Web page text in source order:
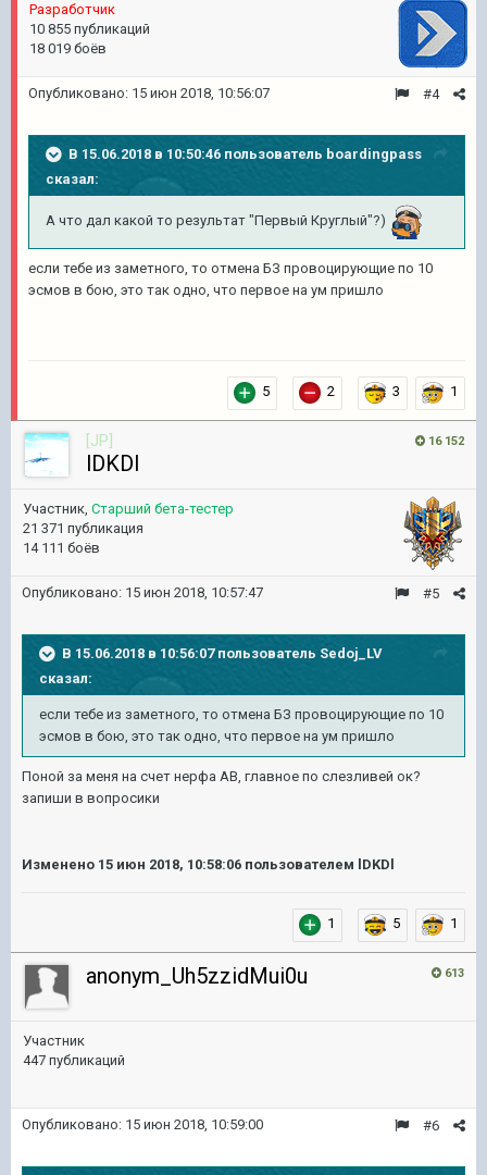
Pазработчик
10 855 публикаций
18 019 боёв
#4
Опубликовано: 15 июн 2018, 10:56:07
В 15.06.2018 в 10:50:46 пользователь boardingpass
сказал:
А что дал какой то результат "Первый Круглый"?)
если тебе из заметного, то отмена БЗ провоцирующие по 10
эсмов в бою, это так одно, что первое на ум пришло
5 2 3 1
16 152
[JP]
lDKDl
Участник, Старший бета-тестер
21 371 публикация
14 111 боёв
#5
Опубликовано: 15 июн 2018, 10:57:47
В 15.06.2018 в 10:56:07 пользователь Sedoj_LV
сказал:
если тебе из заметного, то отмена БЗ провоцирующие по 10
эсмов в бою, это так одно, что первое на ум пришло
Поной за меня на счет нерфа АВ, главное по слезливей ок?
запиши в вопросики
Изменено 15 июн 2018, 10:58:06 пользователем lDKDl
1 5 1
613
anonym_Uh5zzidMui0u
Участник
447 публикаций
#6
Опубликовано: 15 июн 2018, 10:59:00